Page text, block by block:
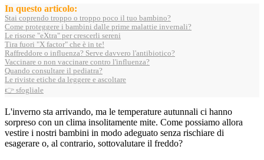
In questo articolo:
Stai coprendo troppo o troppo poco il tuo bambino?
Come proteggere i bambini dalle prime malattie invernali?
Le risorse "eXtra" per crescerli sereni
Tira fuori "X factor" che è in te!
Raffreddore o influenza? Serve davvero l'antibiotico?
Vaccinare o non vaccinare contro l'influenza?
Quando consultare il pediatra?
Le riviste etiche da leggere e ascoltare
👉 sfogliale
L'inverno sta arrivando, ma le temperature autunnali ci hanno
sorpreso con un clima insolitamente mite. Come possiamo allora
vestire i nostri bambini in modo adeguato senza rischiare di
esagerare o, al contrario, sottovalutare il freddo?